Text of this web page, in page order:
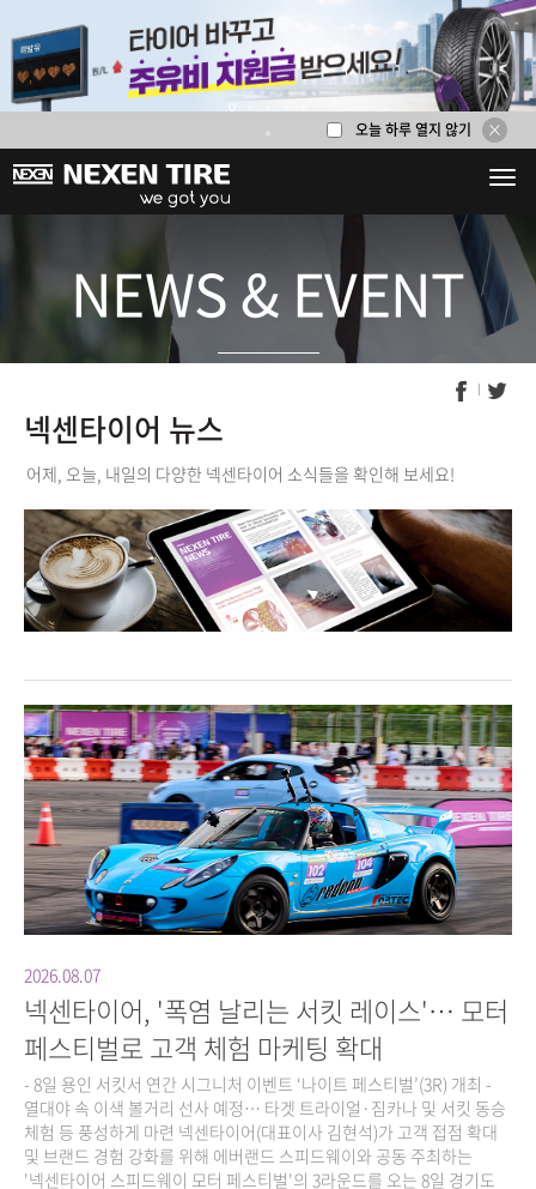
넥센타이어 뉴스
5
오늘 하루 열지 않기
NEWS & EVENT
넥센타이어 뉴스
어제, 오늘, 내일의 다양한 넥센타이어 소식들을 확인해 보세요!
2026.08.07
넥센타이어, '폭염 날리는 서킷 레이스'… 모터
페스티벌로 고객 체험 마케팅 확대
- 8일 용인 서킷서 연간 시그니처 이벤트 ‘나이트 페스티벌’(3R) 개최 -
열대야 속 이색 볼거리 선사 예정… 타겟 트라이얼·짐카나 및 서킷 동승
체험 등 풍성하게 마련 넥센타이어(대표이사 김현석)가 고객 접점 확대
및 브랜드 경험 강화를 위해 에버랜드 스피드웨이와 공동 주최하는
'넥센타이어 스피드웨이 모터 페스티벌'의 3라운드를 오는 8일 경기도